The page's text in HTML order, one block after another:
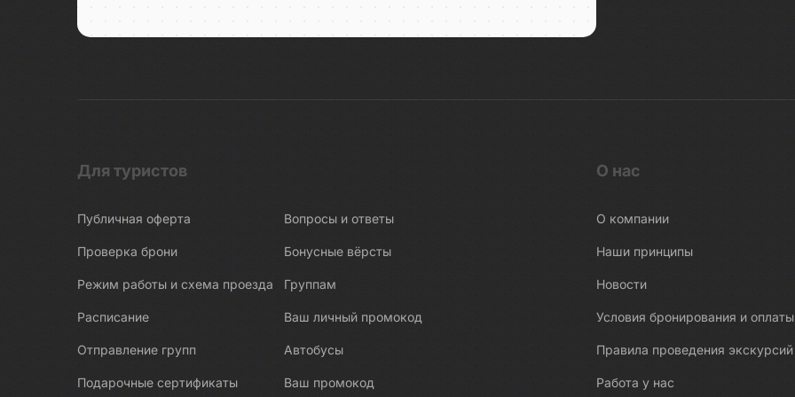
Бобруйск
Богословка
Богота
Бодрум
Бологое
Болото Ельня
Для туристов
Публичная оферта
Проверка брони
Режим работы и схема проезда
Расписание
Отправление групп
Подарочные сертификаты
Вопросы и ответы
Бонусные вёрсты
Группам
Ваш личный промокод
Автобусы
Ваш промокод
О нас
О компании
Наши принципы
Новости
Условия бронирования и оплаты
Правила проведения экскурсий
Работа у нас